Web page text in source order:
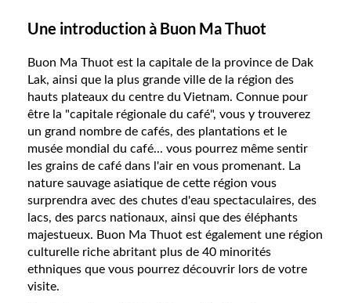
Une introduction à Buon Ma Thuot
Buon Ma Thuot est la capitale de la province de Dak
Lak, ainsi que la plus grande ville de la région des
hauts plateaux du centre du Vietnam. Connue pour
être la "capitale régionale du café", vous y trouverez
un grand nombre de cafés, des plantations et le
musée mondial du café... vous pourrez même sentir
les grains de café dans l'air en vous promenant. La
nature sauvage asiatique de cette région vous
surprendra avec des chutes d'eau spectaculaires, des
lacs, des parcs nationaux, ainsi que des éléphants
majestueux. Buon Ma Thuot est également une région
culturelle riche abritant plus de 40 minorités
ethniques que vous pourrez découvrir lors de votre
visite.